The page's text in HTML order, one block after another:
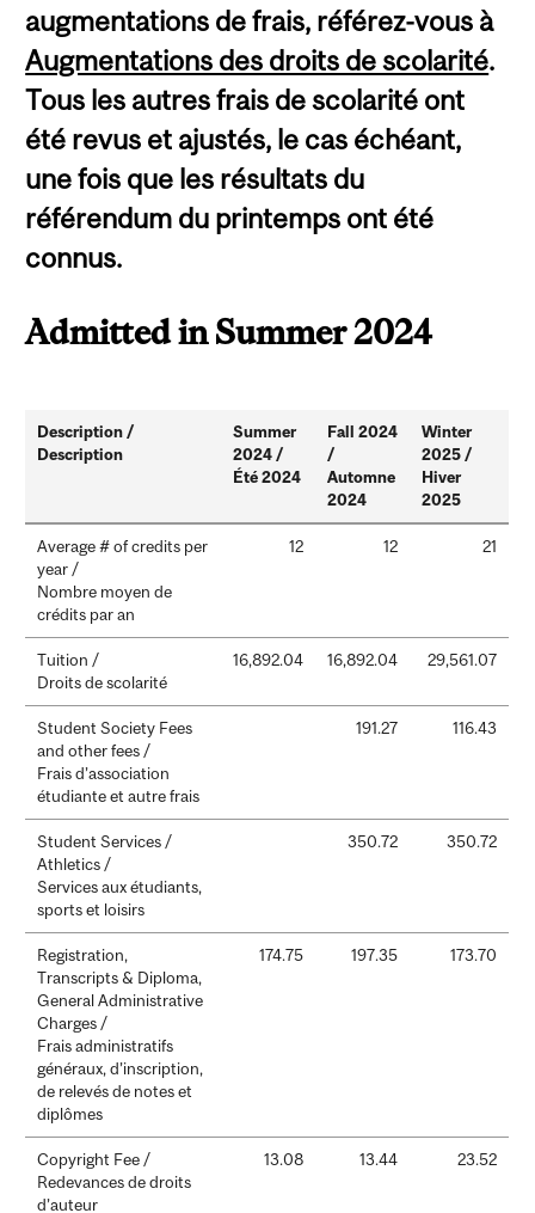
augmentations de frais, référez-vous à
Augmentations des droits de scolarité.
Tous les autres frais de scolarité ont
été revus et ajustés, le cas échéant,
une fois que les résultats du
référendum du printemps ont été
connus.
Admitted in Summer 2024
Description /
Description
Summer
2024 /
Été 2024
Fall 2024
/
Automne
2024
Winter
2025 /
Hiver
2025
Average # of credits per
year /
Nombre moyen de
crédits par an
12 12 21
Tuition /
Droits de scolarité
16,892.04 16,892.04 29,561.07
Student Society Fees
and other fees /
Frais d’association
étudiante et autre frais
191.27 116.43
Student Services /
Athletics /
Services aux étudiants,
sports et loisirs
350.72 350.72
Registration,
Transcripts & Diploma,
General Administrative
Charges /
Frais administratifs
généraux, d’inscription,
de relevés de notes et
diplômes
174.75 197.35 173.70
Copyright Fee /
Redevances de droits
d’auteur
13.08 13.44 23.52